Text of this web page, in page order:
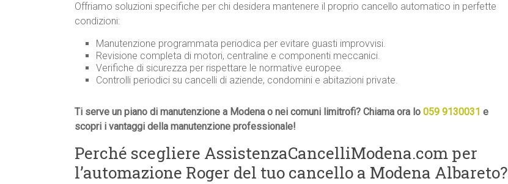
Offriamo soluzioni specifiche per chi desidera mantenere il proprio cancello automatico in perfette
condizioni:
Manutenzione programmata periodica per evitare guasti improvvisi.
Revisione completa di motori, centraline e componenti meccanici.
Verifiche di sicurezza per rispettare le normative europee.
Controlli periodici su cancelli di aziende, condomini e abitazioni private.
Ti serve un piano di manutenzione a Modena o nei comuni limitrofi? Chiama ora lo 059 9130031 e
scopri i vantaggi della manutenzione professionale!
Perché scegliere AssistenzaCancelliModena.com per
l’automazione Roger del tuo cancello a Modena Albareto?